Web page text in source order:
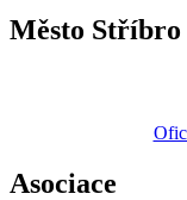
Město Stříbro
Asociace